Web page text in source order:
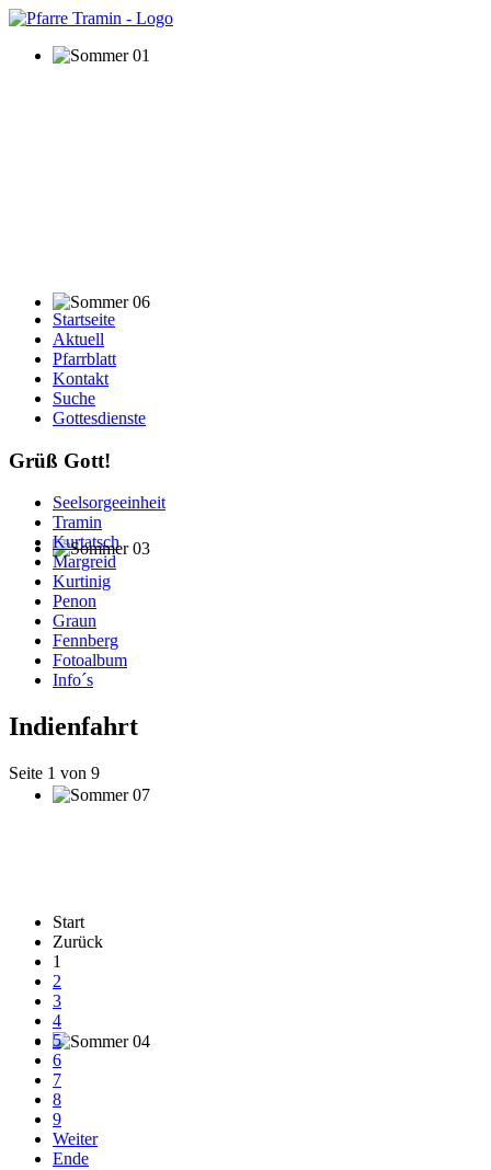
Startseite
Aktuell
Pfarrblatt
Kontakt
Suche
Gottesdienste
Grüß Gott!
Seelsorgeeinheit
Tramin
Kurtatsch
Margreid
Kurtinig
Penon
Graun
Fennberg
Fotoalbum
Info´s
Indienfahrt
Seite 1 von 9
Start
Zurück
1
2
3
4
5
6
7
8
9
Weiter
Ende